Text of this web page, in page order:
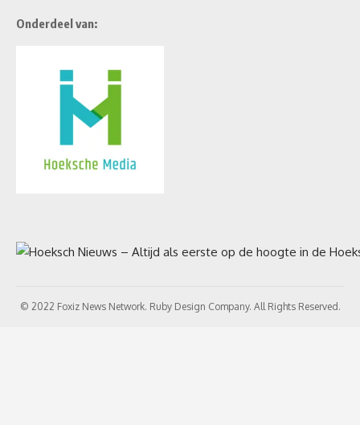
Onderdeel van:
© 2022 Foxiz News Network. Ruby Design Company. All Rights Reserved.